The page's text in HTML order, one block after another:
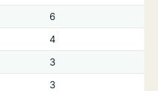
6
4
3
3